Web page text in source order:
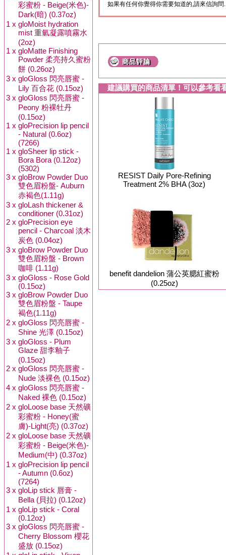
彩蜜粉 - Beige(米色)-
Dark(暗) (0.37oz)
1 x gloMoist hydration
mist 重氫凝露噴霧水
(2oz)
1 x gloMatte Finishing
Powder 柔亮持久蜜粉
餅 (0.26oz)
3 x gloGloss 閃亮唇蜜 -
Lily 百合花 (0.15oz)
3 x gloGloss 閃亮唇蜜 -
Peony 粉裸牡丹
(0.15oz)
1 x gloPrecision lip pencil
- Natural (0.6oz)
(7266)
1 x gloSheer lip stick -
Bora Bora (0.12oz)
(5302)
3 x gloBrow Powder Duo
雙色眉粉盤- Auburn
赤褐色(1.11g)
3 x gloLash thickener &
conditioner (0.31oz)
2 x gloPrecision eye
pencil - Charcoal 淡木
炭色 (0.04oz)
3 x gloBrow Powder Duo
雙色眉粉盤 - Brown
咖啡 (1.11g)
3 x gloGloss - Rose Gold
(0.15oz)
3 x gloBrow Powder Duo
雙色眉粉盤 - Taupe
褐色(1.11g)
2 x gloGloss 閃亮唇蜜 -
Shine 光澤 (0.15oz)
3 x gloGloss - Plum
Glaze 甜李釉子
(0.15oz)
2 x gloGloss 閃亮唇蜜 -
Nude 淡裸色 (0.15oz)
4 x gloGloss 閃亮唇蜜 -
Naked 裸色 (0.15oz)
2 x gloLoose base 天然礦
彩蜜粉 - Honey(蜜
膚)-Light(亮) (0.37oz)
2 x gloLoose base 天然礦
彩蜜粉 - Beige(米色)-
Medium(中) (0.37oz)
1 x gloPrecision lip pencil
- Autumn (0.6oz)
(7264)
3 x gloLip stick 唇膏 -
Bella (貝拉) (0.12oz)
1 x gloLip stick - Coral
(0.12oz)
3 x gloGloss 閃亮唇蜜 -
Cherry Blossom 櫻花
盛放 (0.15oz)
如果有任何你覺得你需要知道的,請來信詢問.
建議購買的商品清單！可以參考看
RESIST Daily Pore-Refining
Treatment 2% BHA (3oz)
benefit dandelion 蒲公英腮紅蜜粉
(0.25oz)